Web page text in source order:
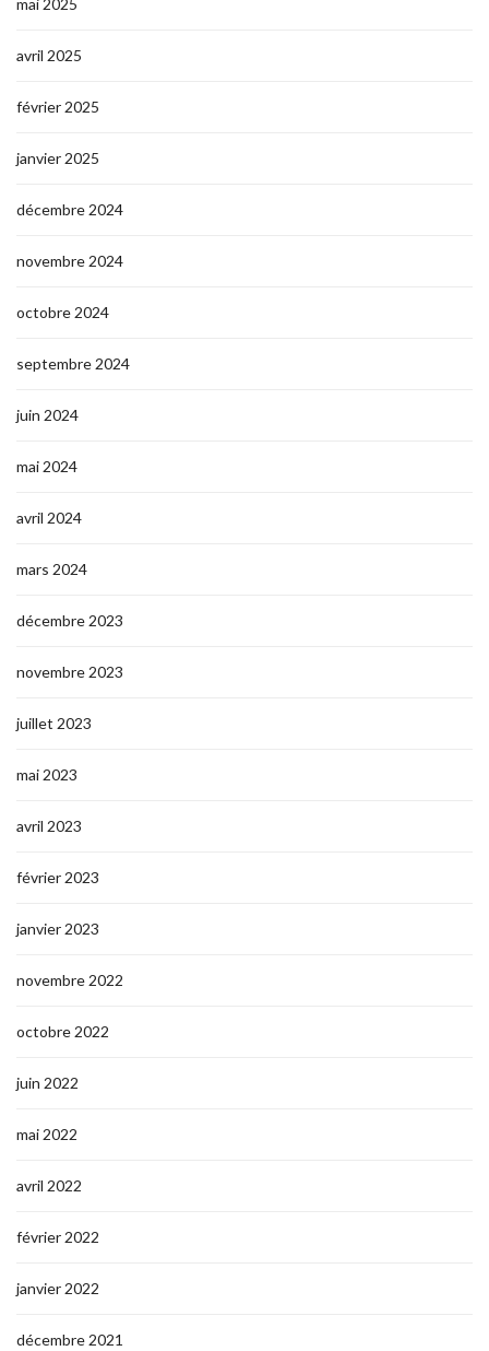
mai 2025
avril 2025
février 2025
janvier 2025
décembre 2024
novembre 2024
octobre 2024
septembre 2024
juin 2024
mai 2024
avril 2024
mars 2024
décembre 2023
novembre 2023
juillet 2023
mai 2023
avril 2023
février 2023
janvier 2023
novembre 2022
octobre 2022
juin 2022
mai 2022
avril 2022
février 2022
janvier 2022
décembre 2021